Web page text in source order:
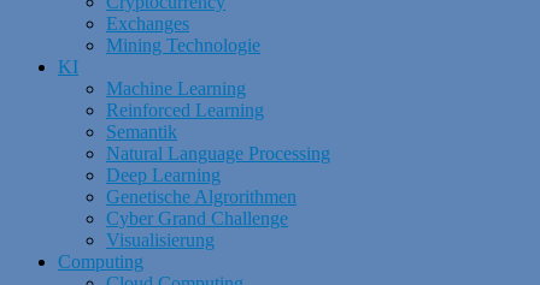
Exchanges
Mining Technologie
KI
Machine Learning
Reinforced Learning
Semantik
Natural Language Processing
Deep Learning
Genetische Algrorithmen
Cyber Grand Challenge
Visualisierung
Computing